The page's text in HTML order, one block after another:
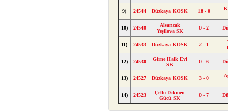
9) 24544 Düzkaya KOSK 18 - 0
10) 24540
Alsancak
Yeşilova SK
0 - 2
11) 24533 Düzkaya KOSK 2 - 1
12) 24530
Girne Halk Evi
SK
0 - 6
13) 24527 Düzkaya KOSK 3 - 0
14) 24523
Çello Dikmen
Gücü SK
0 - 7